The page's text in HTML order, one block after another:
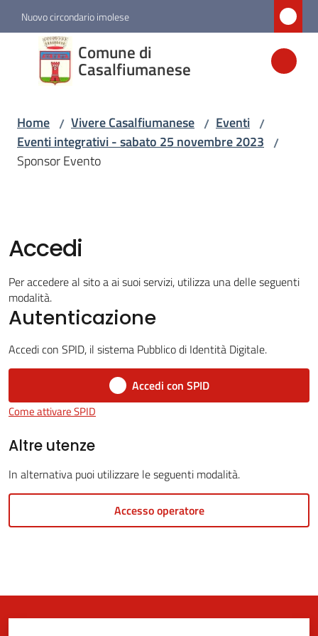
Vai al contenuto
Vai alla navigazione
Vai al footer
Nuovo circondario imolese
Comune di
Casalfiumanese
Comune di
Casalfiumanese
Amministrazione
Novità
Vivere
Casalfiumanese
Menu selezionato
on-
gli
Home / Vivere Casalfiumanese / Eventi /
Eventi integrativi - sabato 25 novembre 2023 /
Sponsor Evento
Accedi
Per accedere al sito a ai suoi servizi, utilizza una delle seguenti
modalità.
Autenticazione
Accedi con SPID, il sistema Pubblico di Identità Digitale.
Accedi con SPID
Come attivare SPID
Altre utenze
In alternativa puoi utilizzare le seguenti modalità.
Accesso operatore